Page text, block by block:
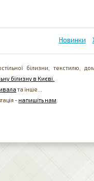
Новинки
білизни, текстилю,
білизну в Києві.
та інше...
- напишіть нам